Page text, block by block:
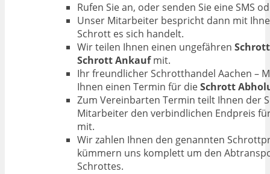
Rufen Sie an, oder senden Sie eine SMS
Unser Mitarbeiter bespricht dann mit
Schrott es sich handelt.
Wir teilen Ihnen einen ungefähren
Schrott Ankaufmit.
Ihr freundlicher Schrotthandel Aachen –
Ihnen einen Termin für dieSchrott
Zum Vereinbarten Termin teilt Ihnen der
Mitarbeiter den verbindlichen Endpreis
mit.
Wir zahlen Ihnen den genannten
kümmern uns komplett um den
Schrottes.